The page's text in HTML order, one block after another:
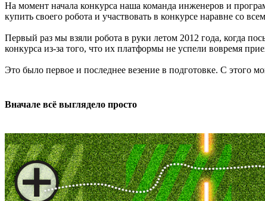
На момент начала конкурса наша команда инженеров и
купить своего робота и участвовать в конкурсе наравне со
Первый раз мы взяли робота в руки летом 2012 года, когда
конкурса из-за того, что их платформы не успели вовремя
Это было первое и последнее везение в подготовке. С этого
Вначале всё выглядело просто